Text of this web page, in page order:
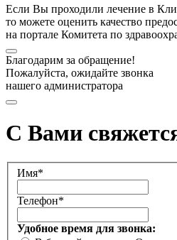
Если Вы проходили лечение в
то можете оценить качество
на портале Комитета по
Благодарим за обращение!
Пожалуйста, ожидайте звонка
нашего администратора
С Вами
Имя*
Телефон*
Удобное время для звонка: